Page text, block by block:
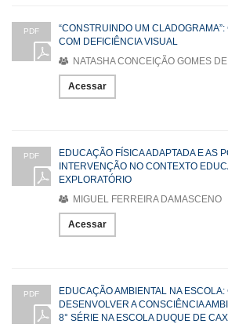
PDF
“CONSTRUINDO UM
COM DEFICIÊNCIA VISUAL
NATASHA CONCEIÇÃO GOMES
Acessar
PDF
EDUCAÇÃO FÍSICA ADAPTADA E AS
INTERVENÇÃO NO CONTEXTO
EXPLORATÓRIO
MIGUEL FERREIRA DAMASCENO
Acessar
PDF
EDUCAÇÃO AMBIENTAL NA
DESENVOLVER A CONSCIÊNCIA
8° SÉRIE NA ESCOLA DUQUE DE